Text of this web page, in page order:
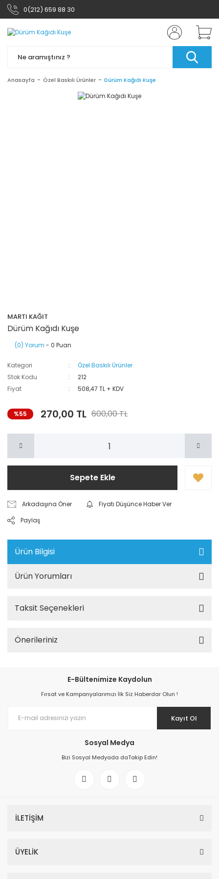
0(212) 659 88 30
Anasayfa Özel Baskılı Ürünler Dürüm Kağıdı Kuşe
MARTI KAĞIT
Dürüm Kağıdı Kuşe
(0) Yorum - 0 Puan
Kategori
Özel Baskılı Ürünler
Stok Kodu
212
Fiyat
508,47 TL + KDV
%55 270,00 TL 600,00 TL
Sepete Ekle
Arkadaşına Öner
Fiyatı Düşünce Haber Ver
Paylaş
Ürün Bilgisi
Ürün Yorumları
Taksit Seçenekleri
Önerileriniz
E-Bültenimize Kaydolun
Fırsat ve Kampanyalarımızı İlk Siz Haberdar Olun !
Kayıt Ol
Sosyal Medya
Bizi Sosyal Medyada daTakip Edin!
İLETİŞİM
ÜYELİK